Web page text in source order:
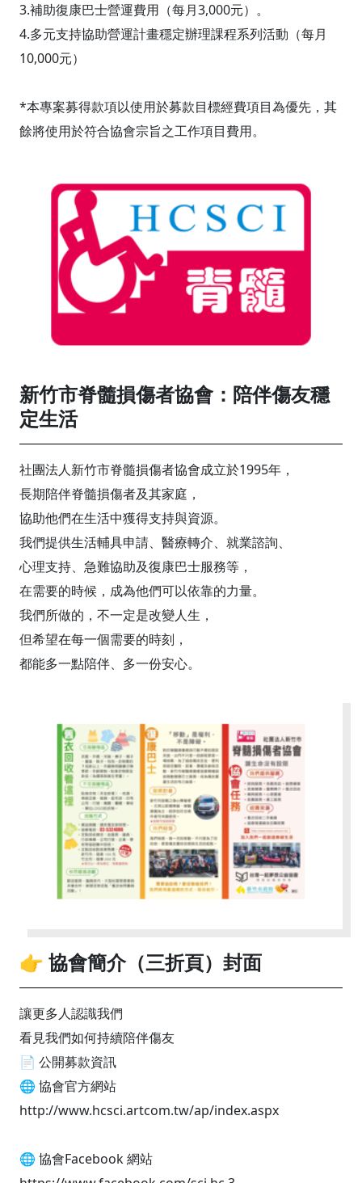
3.補助復康巴士營運費用（每月3,000元）。
4.多元支持協助營運計畫穩定辦理課程系列活動（每月
10,000元）
*本專案募得款項以使用於募款目標經費項目為優先，其
餘將使用於符合協會宗旨之工作項目費用。
新竹市脊髓損傷者協會：陪伴傷友穩
定生活
社團法人新竹市脊髓損傷者協會成立於1995年，
長期陪伴脊髓損傷者及其家庭，
協助他們在生活中獲得支持與資源。
我們提供生活輔具申請、醫療轉介、就業諮詢、
心理支持、急難協助及復康巴士服務等，
在需要的時候，成為他們可以依靠的力量。
我們所做的，不一定是改變人生，
但希望在每一個需要的時刻，
都能多一點陪伴、多一份安心。
👉 協會簡介（三折頁）封面
讓更多人認識我們
看見我們如何持續陪伴傷友
📄 公開募款資訊
🌐 協會官方網站
http://www.hcsci.artcom.tw/ap/index.aspx
🌐 協會Facebook 網站